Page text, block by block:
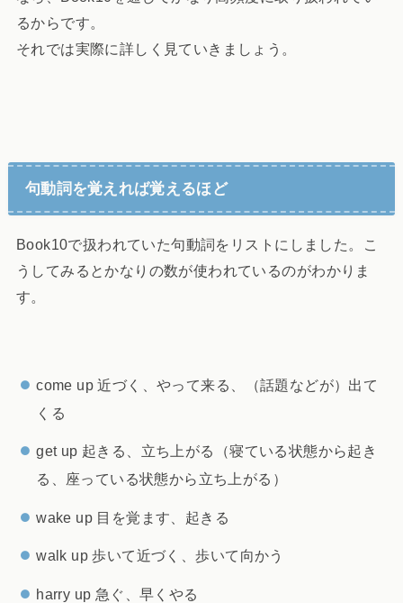
るからです。
それでは実際に詳しく見ていきましょう。
句動詞を覚えれば覚えるほど
Book10で扱われていた句動詞をリストにしました。こ
うしてみるとかなりの数が使われているのがわかりま
す。
come up 近づく、やって来る、（話題などが）出て
くる
get up 起きる、立ち上がる（寝ている状態から起き
る、座っている状態から立ち上がる）
wake up 目を覚ます、起きる
walk up 歩いて近づく、歩いて向かう
harry up 急ぐ、早くやる